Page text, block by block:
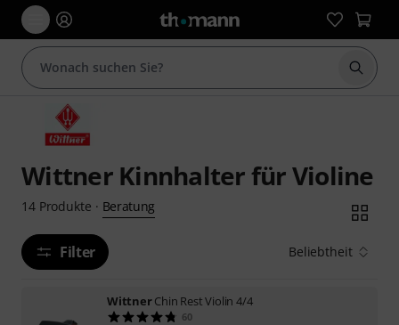
Suche
Wittner Kinnhalter für Violine
14 Produkte · Beratung
Filter Beliebtheit
WittnerChin Rest Violin 4/4
60